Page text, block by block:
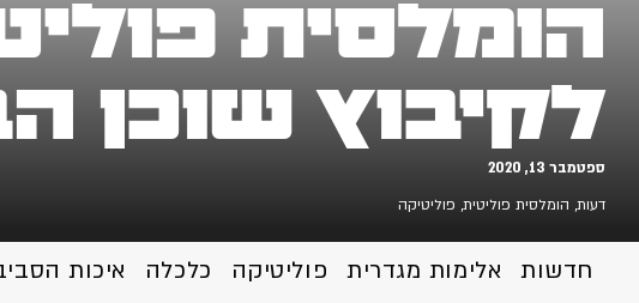
הומלסית
לקיבוץ שוכן
ספטמבר 13, 2020
דעות, הומלסית פוליטית, פוליטיקה
חדשות אלימות מגדרית פוליטיקה כלכלה איכות